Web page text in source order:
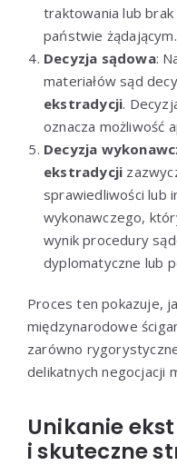
traktowania lub
państwie żądającym.
Decyzja sądowa:
materiałów sąd
ekstradycji.
oznacza możliwość
Decyzja
ekstradycji
sprawiedliwości lub
wykonawczego,
wynik procedury
dyplomatyczne lub
Proces ten pokazuje,
międzynarodowe
zarówno
delikatnych negocjacji
Unikanie
i skuteczne